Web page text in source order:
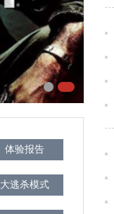
体验报告
大逃杀模式